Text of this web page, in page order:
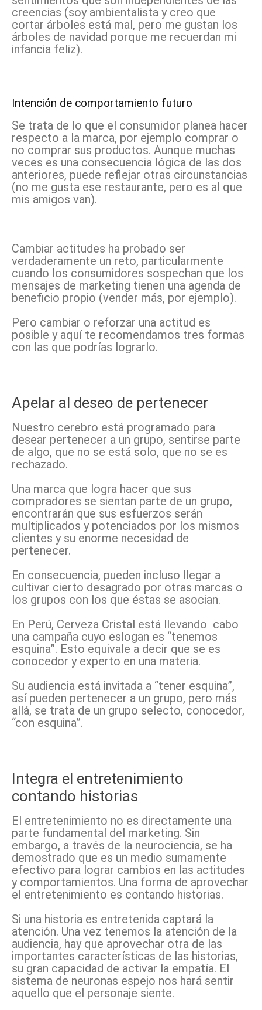
creencias (soy ambientalista y creo que
cortar árboles está mal, pero me gustan los
árboles de navidad porque me recuerdan mi
infancia feliz).
Intención de comportamiento futuro
Se trata de lo que el consumidor planea hacer
respecto a la marca, por ejemplo comprar o
no comprar sus productos. Aunque muchas
veces es una consecuencia lógica de las dos
anteriores, puede reflejar otras circunstancias
(no me gusta ese restaurante, pero es al que
mis amigos van).
Cambiar actitudes ha probado ser
verdaderamente un reto, particularmente
cuando los consumidores sospechan que los
mensajes de marketing tienen una agenda de
beneficio propio (vender más, por ejemplo).
Pero cambiar o reforzar una actitud es
posible y aquí te recomendamos tres formas
con las que podrías lograrlo.
Apelar al deseo de pertenecer
Nuestro cerebro está programado para
desear pertenecer a un grupo, sentirse parte
de algo, que no se está solo, que no se es
rechazado.
Una marca que logra hacer que sus
compradores se sientan parte de un grupo,
encontrarán que sus esfuerzos serán
multiplicados y potenciados por los mismos
clientes y su enorme necesidad de
pertenecer.
En consecuencia, pueden incluso llegar a
cultivar cierto desagrado por otras marcas o
los grupos con los que éstas se asocian.
En Perú, Cerveza Cristal está llevando cabo
una campaña cuyo eslogan es “tenemos
esquina”. Esto equivale a decir que se es
conocedor y experto en una materia.
Su audiencia está invitada a “tener esquina”,
así pueden pertenecer a un grupo, pero más
allá, se trata de un grupo selecto, conocedor,
“con esquina”.
Integra el entretenimiento
contando historias
El entretenimiento no es directamente una
parte fundamental del marketing. Sin
embargo, a través de la neurociencia, se ha
demostrado que es un medio sumamente
efectivo para lograr cambios en las actitudes
y comportamientos. Una forma de aprovechar
el entretenimiento es contando historias.
Si una historia es entretenida captará la
atención. Una vez tenemos la atención de la
audiencia, hay que aprovechar otra de las
importantes características de las historias,
su gran capacidad de activar la empatía. El
sistema de neuronas espejo nos hará sentir
aquello que el personaje siente.